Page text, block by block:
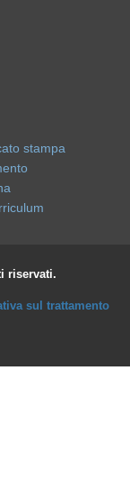
stampa
riservati.
sul trattamento